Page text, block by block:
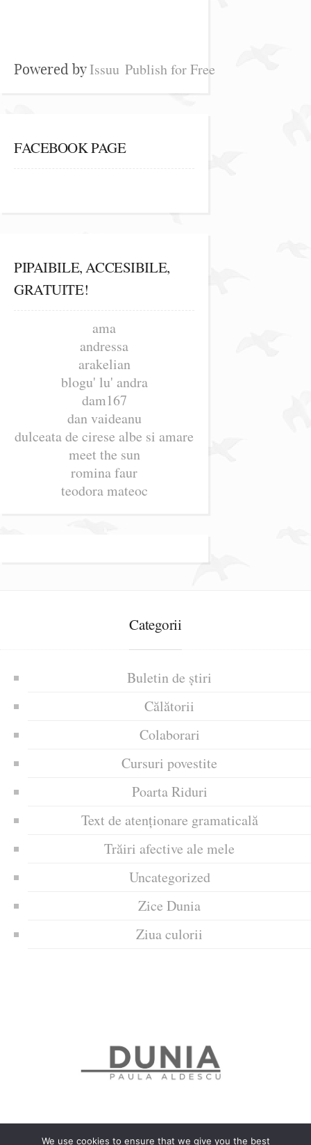
Powered byIssuu Publish for Free
FACEBOOK PAGE
PIPAIBILE, ACCESIBILE,
GRATUITE!
ama
andressa
arakelian
blogu' lu' andra
dam167
dan vaideanu
dulceata de cirese albe si amare
meet the sun
romina faur
teodora mateoc
Categorii
Buletin de știri
Călătorii
Colaborari
Cursuri povestite
Poarta Riduri
Text de atenționare gramaticală
Trăiri afective ale mele
Uncategorized
Zice Dunia
Ziua culorii
We use cookies to ensure that we give you the best